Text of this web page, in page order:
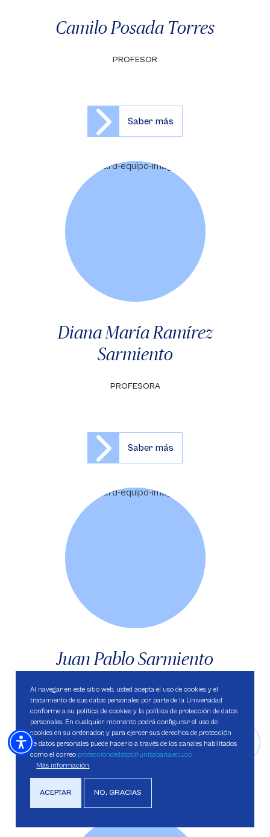
Camilo Posada Torres
PROFESOR
Saber más
Diana María Ramírez
Sarmiento
PROFESORA
Saber más
Juan Pablo Sarmiento
PROFESOR
Al navegar en este sitio web, usted acepta el uso de cookies y el
tratamiento de sus datos personales por parte de la Universidad
conforme a su política de cookies y la política de protección de datos
personales. En cualquier momento podrá configurar el uso de
cookies en su ordenador, y para ejercer sus derechos de protección
de datos personales puede hacerlo a través de los canales habilitados
como el correo protecciondedatos@unisabana.edu.co
Más información
ACEPTAR NO, GRACIAS